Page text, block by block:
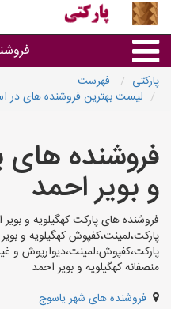
پارکتی
فهرست
لیست بهترین فروشنده های در
فروشنده های
و بویر احمد
فروشنده های پارکت کهگیلویه و
پارکت،لمینت،کفپوش کهگیلویه و
پارکت،کفپوش،لمینت،دیوارپوش و
منصفانه کهگیلویه و بویر احمد
فروشنده های شهر یاسوج